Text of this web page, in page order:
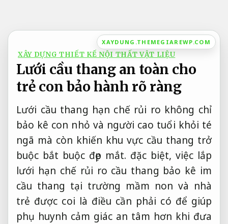
nội
dung
XAYDUNG.THEMEGIAREWP.COM
XÂY DỰNG THIẾT KẾ NỘI THẤT VẬT LIỆU
Lưới cầu thang an toàn cho
trẻ con bảo hành rõ ràng
Lưới cầu thang hạn chế rủi ro không chỉ
bảo kê con nhỏ và người cao tuổi khỏi té
ngã mà còn khiến khu vực cầu thang trở
buộc bắt buộc đẹp mắt. đặc biệt, việc lắp
lưới hạn chế rủi ro cầu thang bảo kê im
cầu thang tại trường mầm non và nhà
trẻ được coi là điều cần phải có để giúp
phụ huynh cảm giác an tâm hơn khi đưa